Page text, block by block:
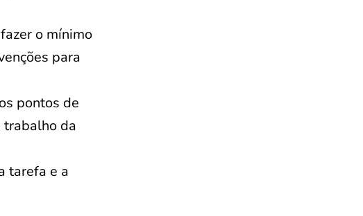
o mínimo
para
pontos de
trabalho da
tarefa e a